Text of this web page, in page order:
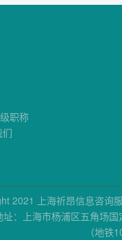
级职称
们
2021 上海祈昂信息咨询
址：上海市杨浦区五角场国
（地铁